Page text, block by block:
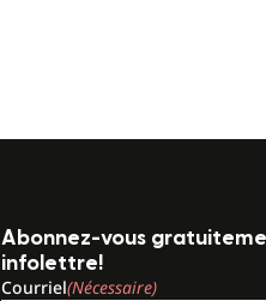
Abonnez-vous
infolettre!
Courriel(Nécessaire)